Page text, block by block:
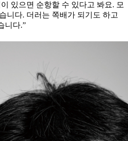
있으면 순항할 수 있다고 봐요. 모
니다. 더러는 쪽배가 되기도 하고
니다.”